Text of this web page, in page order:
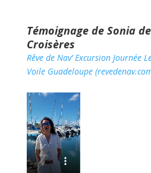
Témoignage de Sonia
Croisères
Rêve de Nav’ Excursion Journée
Voile Guadeloupe